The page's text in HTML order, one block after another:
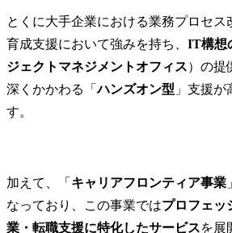
とくに大手企業における業務プロセス
育成支援において強みを持ち、 IT構想
ジェクトマネジメントオフィス）の提
深くかかわる「ハンズオン型 」支援が
す。
加えて、「 キャリアフロンティア事業
なっており、この事業ではプロフェッ
業・転職支援に特化したサービスを展